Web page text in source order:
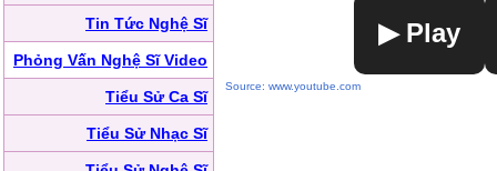
Tin Tức Nghệ Sĩ
Phỏng Vấn Nghệ Sĩ Video
Tiểu Sử Ca Sĩ
Tiểu Sử Nhạc Sĩ
▶ Play
Source: www.youtube.com